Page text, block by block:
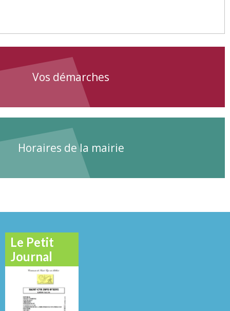
Vos démarches
Horaires de la mairie
Le Petit
Journal
Mai 2016
N°